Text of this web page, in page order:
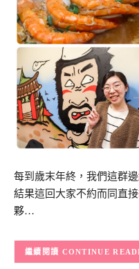
每到歲末年終，我們這群
結果這回大家不約而同直
夥…
CONTINUE